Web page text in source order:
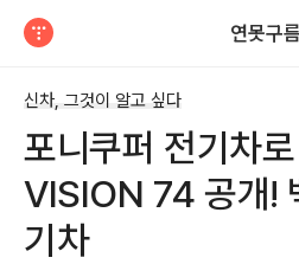
연못구름
신차, 그것이 알고 싶다
포니쿠퍼 전기차
VISION 74 공개!
기차